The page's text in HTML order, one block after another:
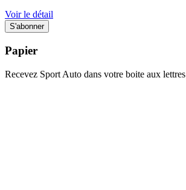
Voir le détail
Papier
Recevez Sport Auto dans votre boite aux lettres